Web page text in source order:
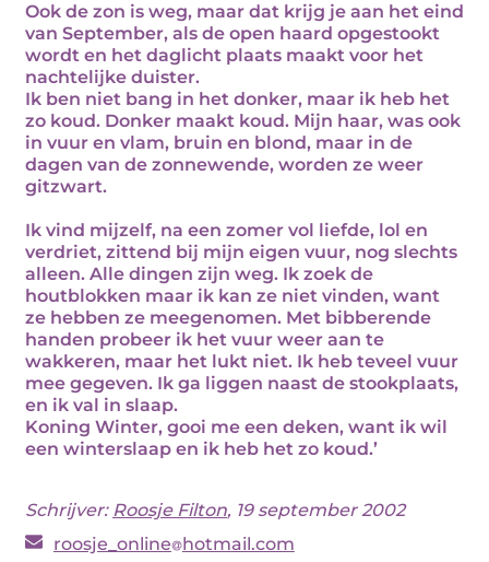
Ook de zon is weg, maar dat krijg je aan het eind
van September, als de open haard opgestookt
wordt en het daglicht plaats maakt voor het
nachtelijke duister.
Ik ben niet bang in het donker, maar ik heb het
zo koud. Donker maakt koud. Mijn haar, was ook
in vuur en vlam, bruin en blond, maar in de
dagen van de zonnewende, worden ze weer
gitzwart.
Ik vind mijzelf, na een zomer vol liefde, lol en
verdriet, zittend bij mijn eigen vuur, nog slechts
alleen. Alle dingen zijn weg. Ik zoek de
houtblokken maar ik kan ze niet vinden, want
ze hebben ze meegenomen. Met bibberende
handen probeer ik het vuur weer aan te
wakkeren, maar het lukt niet. Ik heb teveel vuur
mee gegeven. Ik ga liggen naast de stookplaats,
en ik val in slaap.
Koning Winter, gooi me een deken, want ik wil
een winterslaap en ik heb het zo koud.’
Schrijver: Roosje Filton, 19 september 2002
roosje_online hotmail.com